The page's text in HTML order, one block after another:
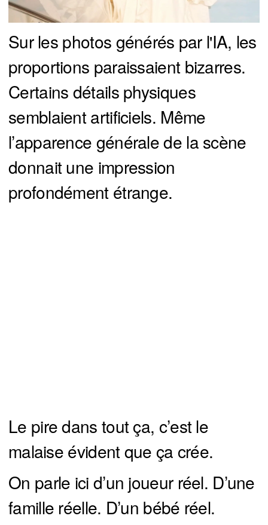
Sur les photos générés par l'IA, les
proportions paraissaient bizarres.
Certains détails physiques
semblaient artificiels. Même
l’apparence générale de la scène
donnait une impression
profondément étrange.
Le pire dans tout ça, c’est le
malaise évident que ça crée.
On parle ici d’un joueur réel. D’une
famille réelle. D’un bébé réel.